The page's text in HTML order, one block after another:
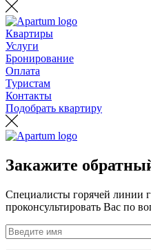
Квартиры
Услуги
Бронирование
Оплата
Туристам
Контакты
Подобрать квартиру
Закажите
Специалисты горячей линии
проконсультировать Вас по